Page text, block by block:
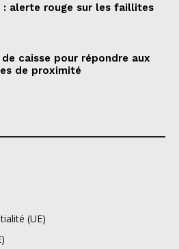
: alerte rouge sur les faillites
caisse pour répondre aux
de proximité
(UE)